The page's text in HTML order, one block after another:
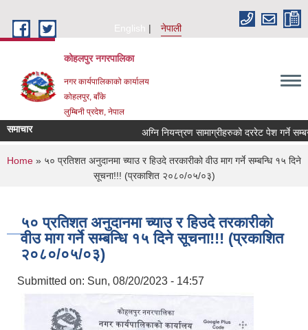
English
नेपाली
कोहलपुर नगरपालिका
नगर कार्यपालिकाको कार्यालय
कोहलपुर, बाँके
लुम्बिनी प्रदेश, नेपाल
समाचार
You are here
Home » ५० प्रतिशत अनुदानमा च्याउ र हिउदे तरकारीको वीउ माग गर्ने सम्बन्धि १५ दिने
सूचना!!! (प्रकाशित २०८०/०५/०३)
५० प्रतिशत अनुदानमा च्याउ र हिउदे तरकारीको
वीउ माग गर्ने सम्बन्धि १५ दिने सूचना!!! (प्रकाशित
२०८०/०५/०३)
Submitted on: Sun, 08/20/2023 - 14:57